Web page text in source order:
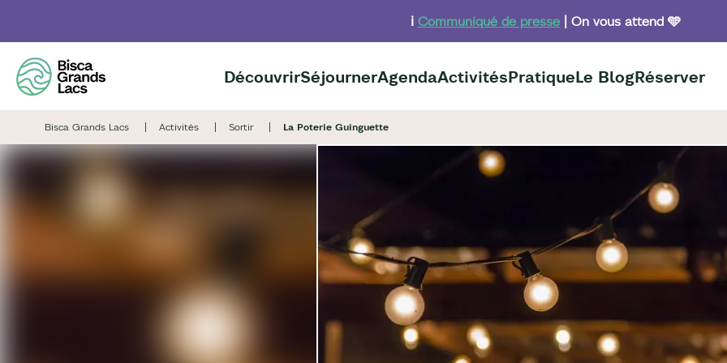
contenu
principal
ℹ️ Communiqué de presse| On vous attend 🩵
DécouvrirSéjournerAgendaActivitésPratiqueLe BlogRéserver
Bisca Grands Lacs Activités Sortir La Poterie Guinguette